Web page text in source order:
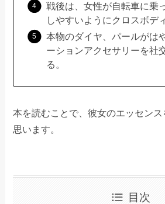
戦後は、女性が自転車に乗
しやすいようにクロスボデ
本物のダイヤ、パールがは
ーションアクセサリーを社
る。
本を読むことで、彼女のエッセン
思います。
目次